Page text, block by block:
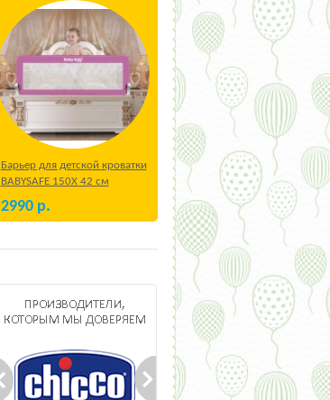
Барьер для детской кроватки
BABYSAFE 150Х 42 см
Бежевый
2990 р.